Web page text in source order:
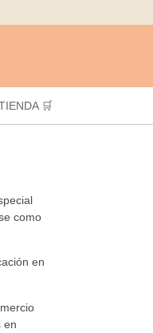
🛒
como
en
en